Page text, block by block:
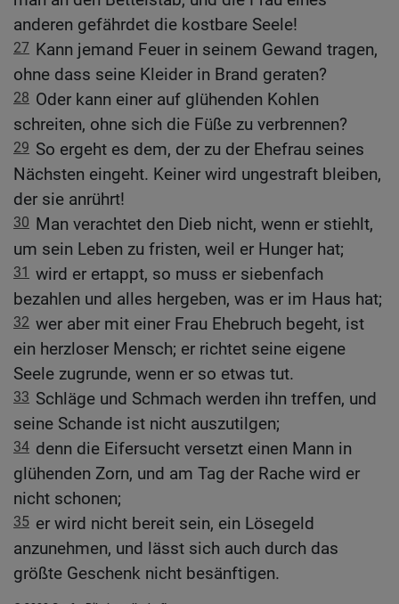
anderen gefährdet die kostbare Seele!
27 Kann jemand Feuer in seinem Gewand tragen,
ohne dass seine Kleider in Brand geraten?
28 Oder kann einer auf glühenden Kohlen
schreiten, ohne sich die Füße zu verbrennen?
29 So ergeht es dem, der zu der Ehefrau seines
Nächsten eingeht. Keiner wird ungestraft bleiben,
der sie anrührt!
30 Man verachtet den Dieb nicht, wenn er stiehlt,
um sein Leben zu fristen, weil er Hunger hat;
31 wird er ertappt, so muss er siebenfach
bezahlen und alles hergeben, was er im Haus hat;
32 wer aber mit einer Frau Ehebruch begeht, ist
ein herzloser Mensch; er richtet seine eigene
Seele zugrunde, wenn er so etwas tut.
33 Schläge und Schmach werden ihn treffen, und
seine Schande ist nicht auszutilgen;
34 denn die Eifersucht versetzt einen Mann in
glühenden Zorn, und am Tag der Rache wird er
nicht schonen;
35 er wird nicht bereit sein, ein Lösegeld
anzunehmen, und lässt sich auch durch das
größte Geschenk nicht besänftigen.